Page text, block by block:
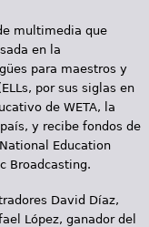
multimedia que
en la
para maestros y
por sus siglas en
de WETA, la
y recibe fondos de
Education
Broadcasting.
David Díaz,
López, ganador del